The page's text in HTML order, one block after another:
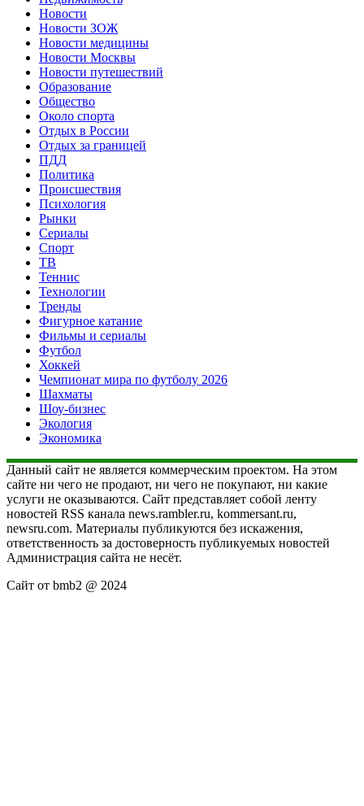
Новости
Новости ЗОЖ
Новости медицины
Новости Москвы
Новости путешествий
Образование
Общество
Около спорта
Отдых в России
Отдых за границей
ПДД
Политика
Происшествия
Психология
Рынки
Сериалы
Спорт
ТВ
Теннис
Технологии
Тренды
Фигурное катание
Фильмы и сериалы
Футбол
Хоккей
Чемпионат мира по футболу 2026
Шахматы
Шоу-бизнес
Экология
Экономика
Данный сайт не является коммерческим проектом. На этом
сайте ни чего не продают, ни чего не покупают, ни какие
услуги не оказываются. Сайт представляет собой ленту
новостей RSS канала news.rambler.ru, kommersant.ru,
newsru.com. Материалы публикуются без искажения,
ответственность за достоверность публикуемых новостей
Администрация сайта не несёт.
Сайт от bmb2 @ 2024